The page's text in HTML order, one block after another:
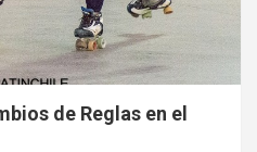
de Reglas en el